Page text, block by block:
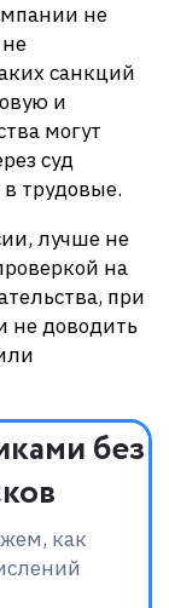
не
санкций
и
могут
суд
трудовые.
лучше не
на
при
не доводить